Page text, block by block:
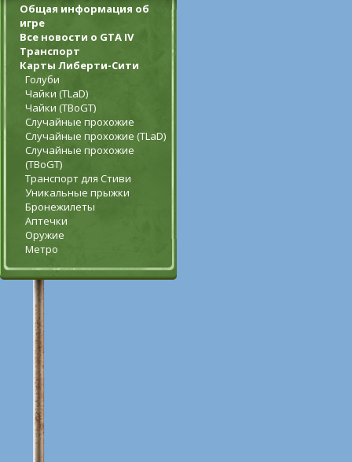
Общая информация об
игре
Все новости о GTA IV
Транспорт
Карты Либерти-Сити
Голуби
Чайки (TLaD)
Чайки (TBoGT)
Случайные прохожие
Случайные прохожие (TLaD)
Случайные прохожие
(TBoGT)
Транспорт для Стиви
Уникальные прыжки
Бронежилеты
Аптечки
Оружие
Метро